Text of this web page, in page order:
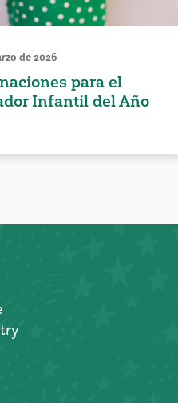
de 2026
para el
Infantil del Año